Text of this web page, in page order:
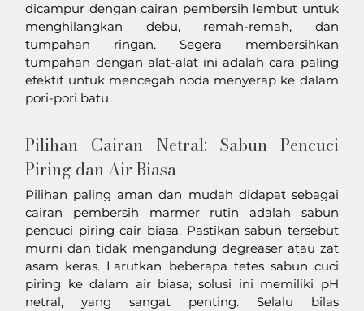
dicampur dengan cairan pembersih lembut untuk
menghilangkan debu, remah-remah, dan
tumpahan ringan. Segera membersihkan
tumpahan dengan alat-alat ini adalah cara paling
efektif untuk mencegah noda menyerap ke dalam
pori-pori batu.
Pilihan Cairan Netral: Sabun Pencuci
Piring dan Air Biasa
Pilihan paling aman dan mudah didapat sebagai
cairan pembersih marmer rutin adalah sabun
pencuci piring cair biasa. Pastikan sabun tersebut
murni dan tidak mengandung degreaser atau zat
asam keras. Larutkan beberapa tetes sabun cuci
piring ke dalam air biasa; solusi ini memiliki pH
netral, yang sangat penting. Selalu bilas